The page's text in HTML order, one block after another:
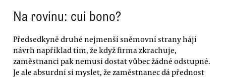
Na rovinu: cui bono?
Předsedkyně druhé nejmenší sněmovní strany hájí
návrh například tím, že když firma zkrachuje,
zaměstnanci pak nemusí dostat vůbec žádné odstupné.
Je ale absurdní si myslet, že zaměstnanec dá přednost